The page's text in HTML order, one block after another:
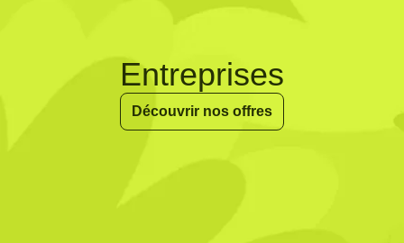
Entreprises
Découvrir nos offres